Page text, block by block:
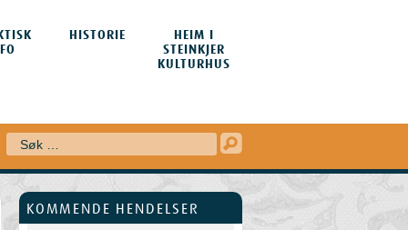
HISTORIE
HEIM I
STEINKJER
KULTURHUS
Søk
KOMMENDE HENDELSER